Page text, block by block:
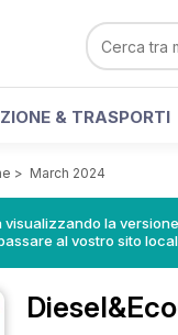
& TRASPORTI
> March 2024
visualizzando la
al vostro sito